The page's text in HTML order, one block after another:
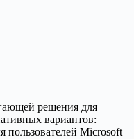
решения для
вариантов:
пользователей Microsoft